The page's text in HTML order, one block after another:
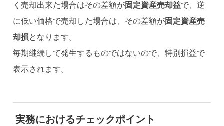
く売却出来た場合はその差額が固定資産売却益で、逆
に低い価格で売却した場合は、その差額が固定資産売
却損となります。
毎期継続して発生するものではないので、特別損益で
表示されます。
実務におけるチェックポイント